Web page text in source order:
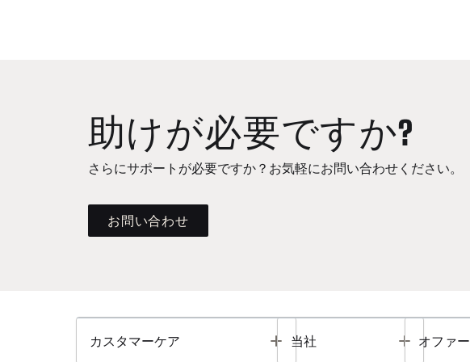
助けが必要ですか?
さらにサポートが必要ですか？お気軽にお問い合わせください。
お問い合わせ
カスタマーケア Toggle
当社 Toggle
オファー